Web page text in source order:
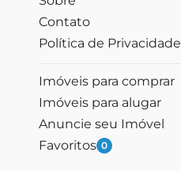
Contato
Política de Privacidade
Imóveis para comprar
Imóveis para alugar
Anuncie seu Imóvel
Favoritos 0